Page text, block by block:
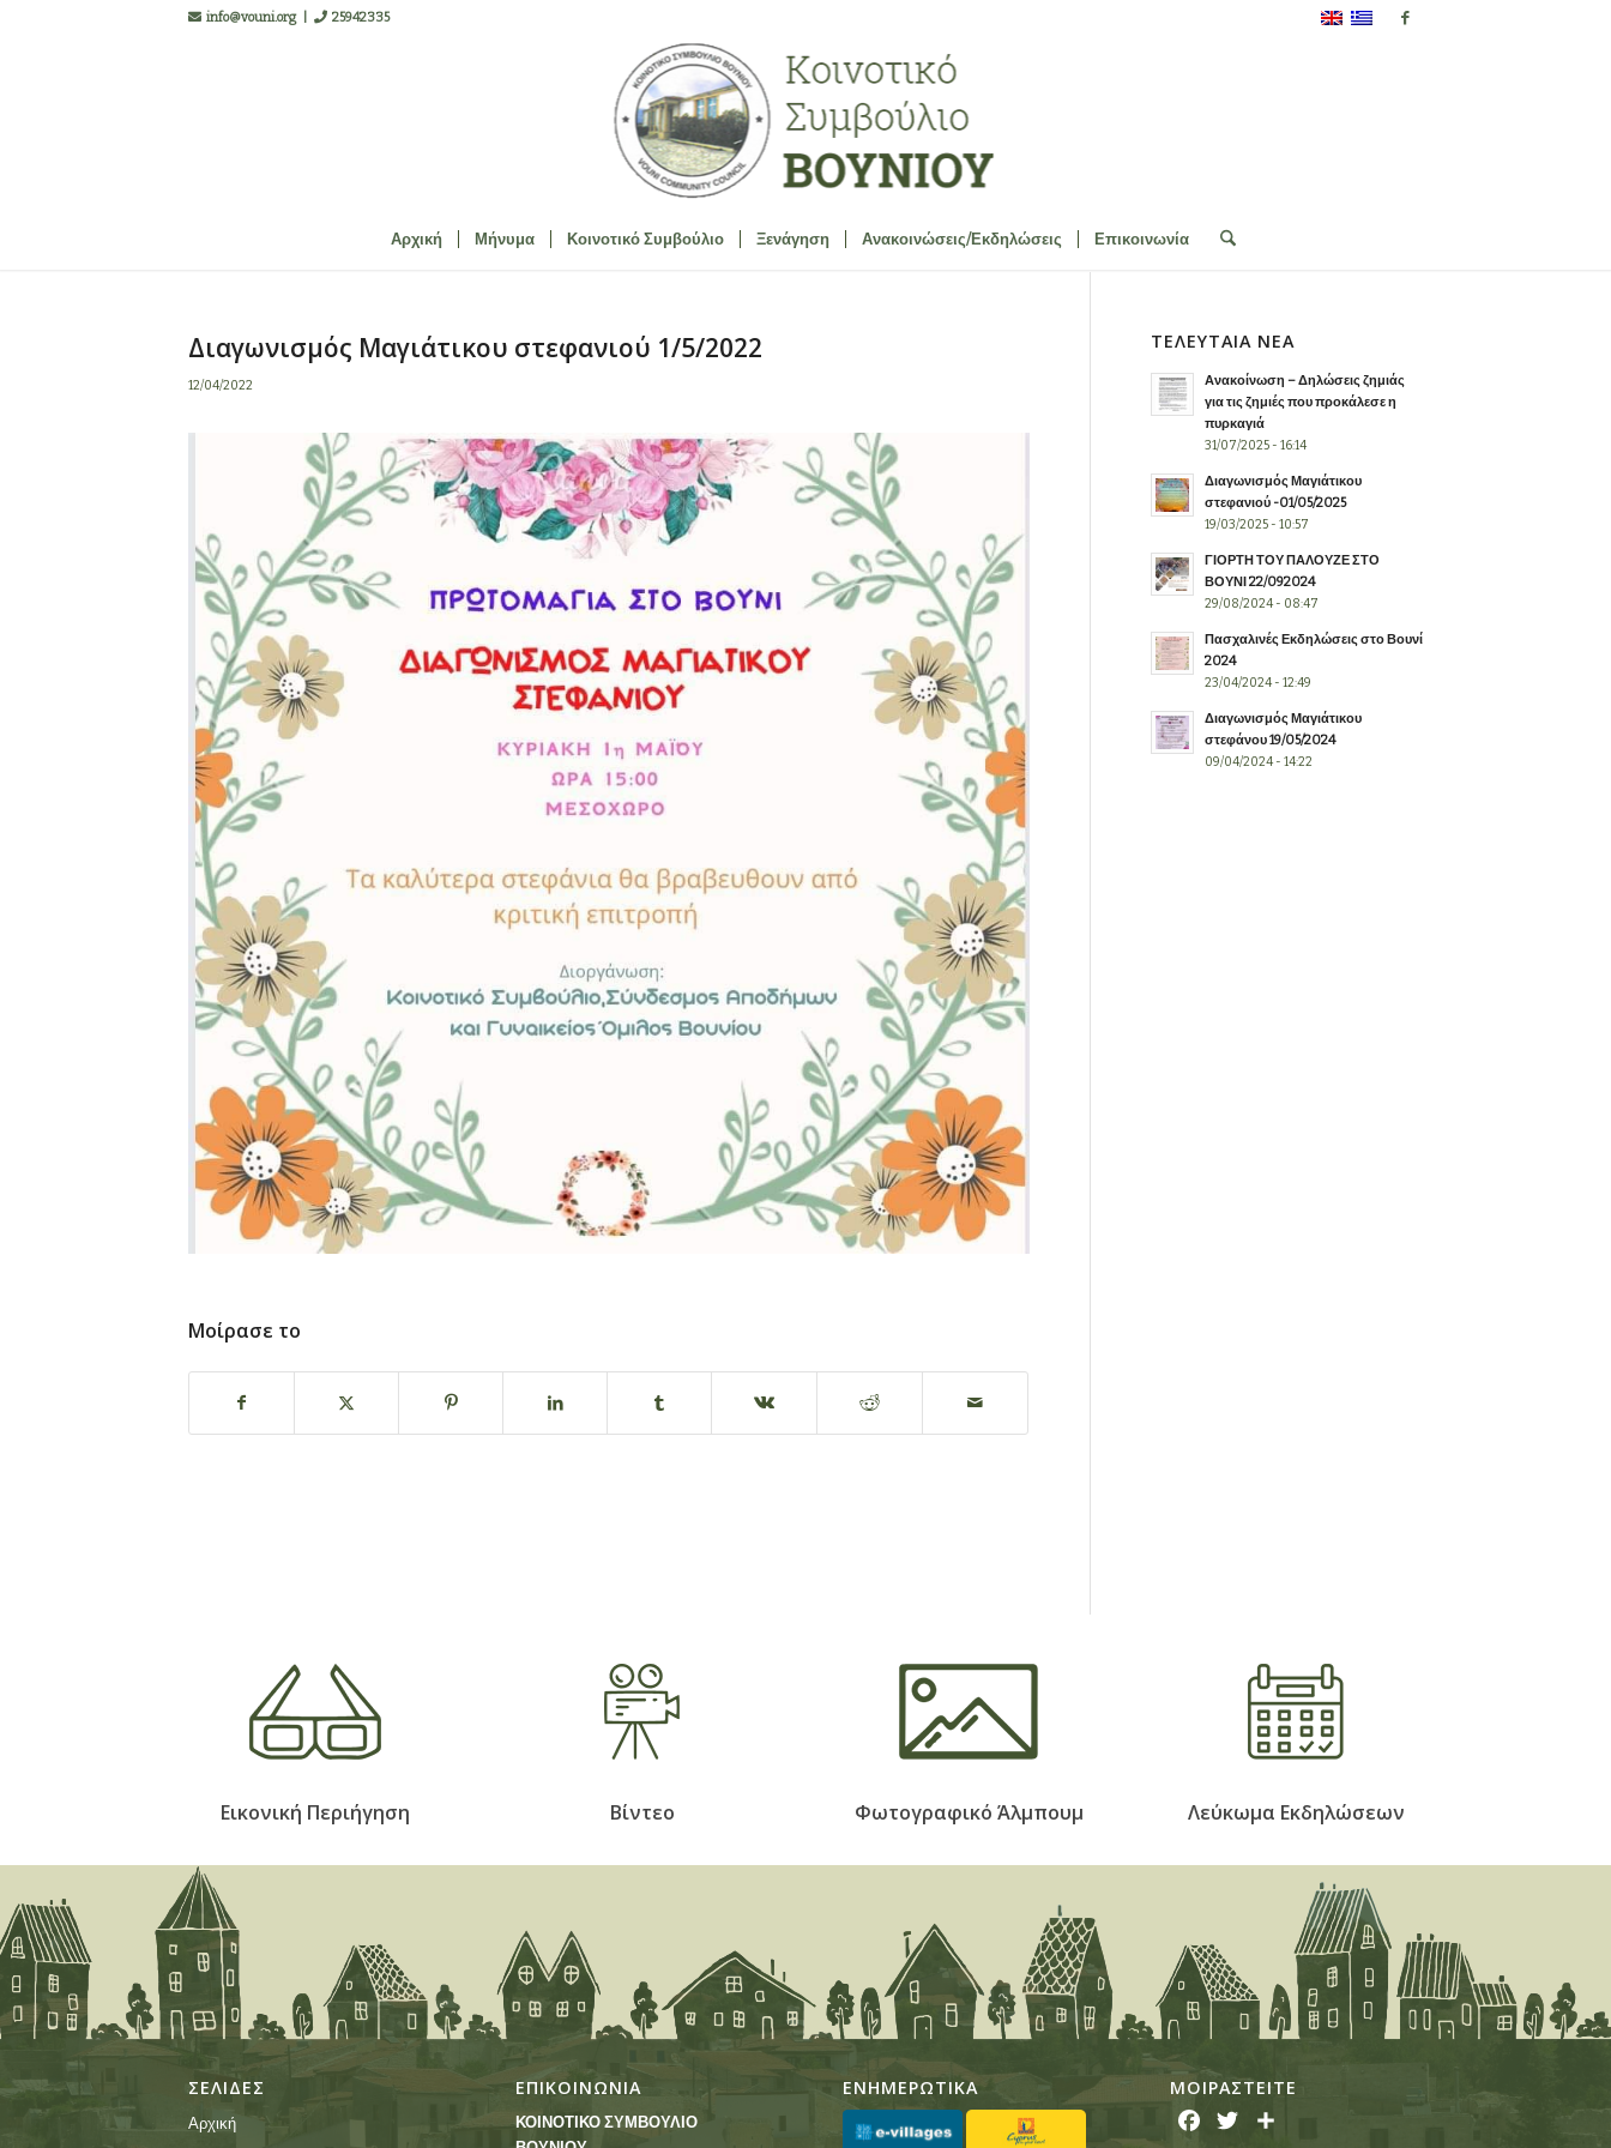
info@vouni.org| 25942335
Αρχική Μήνυμα Κοινοτικό Συμβούλιο Ξενάγηση Ανακοινώσεις/Εκδηλώσεις Επικοινωνία
Διαγωνισμός Μαγιάτικου στεφανιού 1/5/2022
12/04/2022
Μοίρασε το
ΤΕΛΕΥΤΑΙΑ ΝΕΑ
Ανακοίνωση – Δηλώσεις ζημιάς
για τις ζημιές που προκάλεσε η
πυρκαγιά
31/07/2025 - 16:14
Διαγωνισμός Μαγιάτικου
στεφανιού -01/05/2025
19/03/2025 - 10:57
ΓΙΟΡΤΗ ΤΟΥ ΠΑΛΟΥΖΕ ΣΤΟ
ΒΟΥΝΙ 22/092024
29/08/2024 - 08:47
Πασχαλινές Εκδηλώσεις στο Βουνί
2024
23/04/2024 - 12:49
Διαγωνισμός Μαγιάτικου
στεφάνου 19/05/2024
09/04/2024 - 14:22
Εικονική Περιήγηση Βίντεο Φωτογραφικό Άλμπουμ Λεύκωμα Εκδηλώσεων
ΣΕΛΙΔΕΣ
Αρχική
ΕΠΙΚΟΙΝΩΝΙΑ
ΚΟΙΝΟΤΙΚΟ ΣΥΜΒΟΥΛΙΟ
ΕΝΗΜΕΡΩΤΙΚΑ
ΜΟΙΡΑΣTEITE
FacebookTwitter